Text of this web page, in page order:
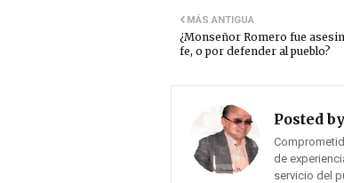
MÁS ANTIGUA
¿Monseñor Romero fue
fe, o por defender al pueblo?
Posted
de
servicio del